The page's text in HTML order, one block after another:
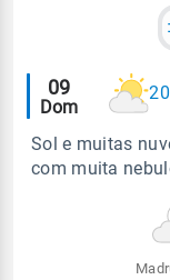
Alertas
09
Dom
Sol e muitas
com muita